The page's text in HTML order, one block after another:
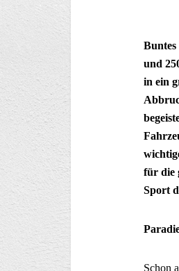
und
in ein
für die
Sport
Schon